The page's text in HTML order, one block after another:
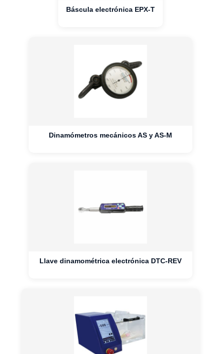
Báscula electrónica EPX-T
Dinamómetros mecánicos AS y AS-M
Llave dinamométrica electrónica DTC-REV